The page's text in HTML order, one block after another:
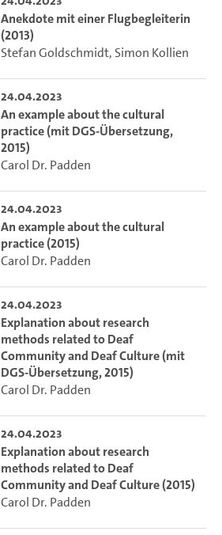
Anekdote mit einer Flugbegleiterin
(2013)
Stefan Goldschmidt, Simon Kollien
24.04.2023
An example about the cultural
practice (mit DGS-Übersetzung,
2015)
Carol Dr. Padden
24.04.2023
An example about the cultural
practice (2015)
Carol Dr. Padden
24.04.2023
Explanation about research
methods related to Deaf
Community and Deaf Culture (mit
DGS-Übersetzung, 2015)
Carol Dr. Padden
24.04.2023
Explanation about research
methods related to Deaf
Community and Deaf Culture (2015)
Carol Dr. Padden